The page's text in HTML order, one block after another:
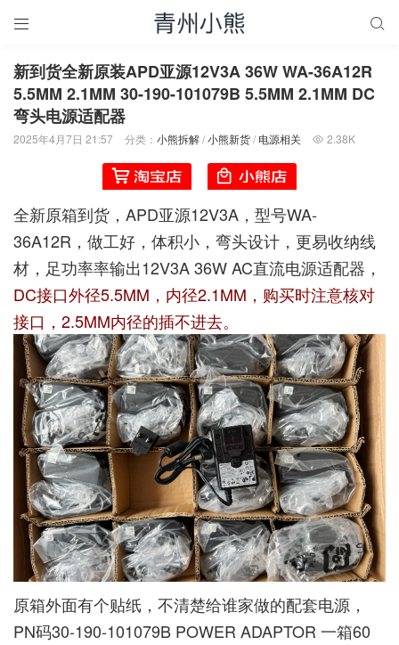
 
新到货全新原装APD亚源12V3A 36W WA-36A12R
5.5MM 2.1MM 30-190-101079B 5.5MM 2.1MM DC
弯头电源适配器
2025年4月7日 21:57 分类： 小熊拆解/小熊新货/ 电源相关  2.38K
全新原箱到货，APD亚源12V3A，型号WA-
36A12R，做工好，体积小，弯头设计，更易收纳线
材，足功率率输出12V3A 36W AC直流电源适配器，
DC接口外径5.5MM，内径2.1MM，购买时注意核对
接口，2.5MM内径的插不进去。
原箱外面有个贴纸，不清楚给谁家做的配套电源，
PN码30-190-101079B POWER ADAPTOR 一箱60